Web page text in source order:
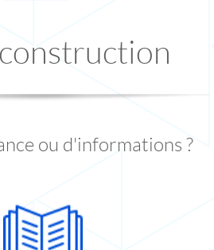
ou d'informations ?